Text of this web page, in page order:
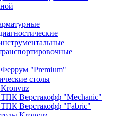
"Premium"
столы
ТПК Верстакофф "Mechanic"
ТПК Верстакофф "Fabric"